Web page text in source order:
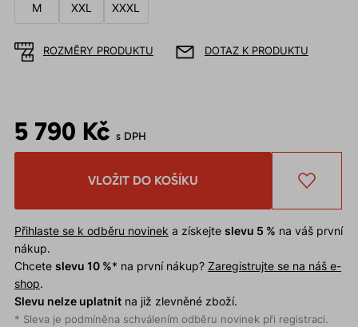
M XXL XXXL
ROZMĚRY PRODUKTU DOTAZ K PRODUKTU
5 790 Kč s DPH
VLOŽIT DO KOŠÍKU
Přihlaste se k odběru novinek a získejte slevu 5 % na váš první
nákup.
Chcete slevu 10 %* na první nákup? Zaregistrujte se na náš e-
shop.
Slevu nelze uplatnitna již zlevněné zboží.
* Sleva je podmíněna schválením odběru novinek při registraci.